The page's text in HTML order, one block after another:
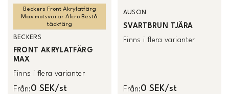
Beckers Front Akrylatfärg
Max motsvarar Alcro Bestå
täckfärg
BECKERS
FRONT AKRYLATFÄRG
MAX
Finns i flera varianter
Från:0 SEK/st
AUSON
SVARTBRUN TJÄRA
Finns i flera varianter
Från:0 SEK/st